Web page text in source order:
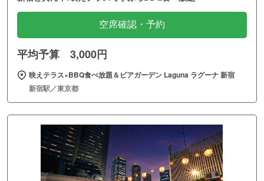
空席確認・予約
平均予算 3,000円
映えテラス×BBQ食べ放題＆ビアガーデン Laguna ラグーナ 新宿
新宿駅／東京都